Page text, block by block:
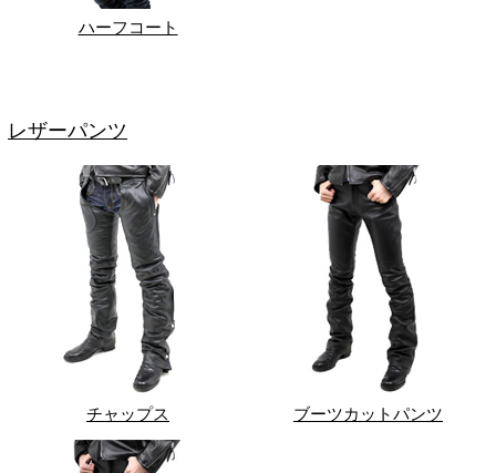
ハーフコート
レザーパンツ
チャップス ブーツカットパンツ